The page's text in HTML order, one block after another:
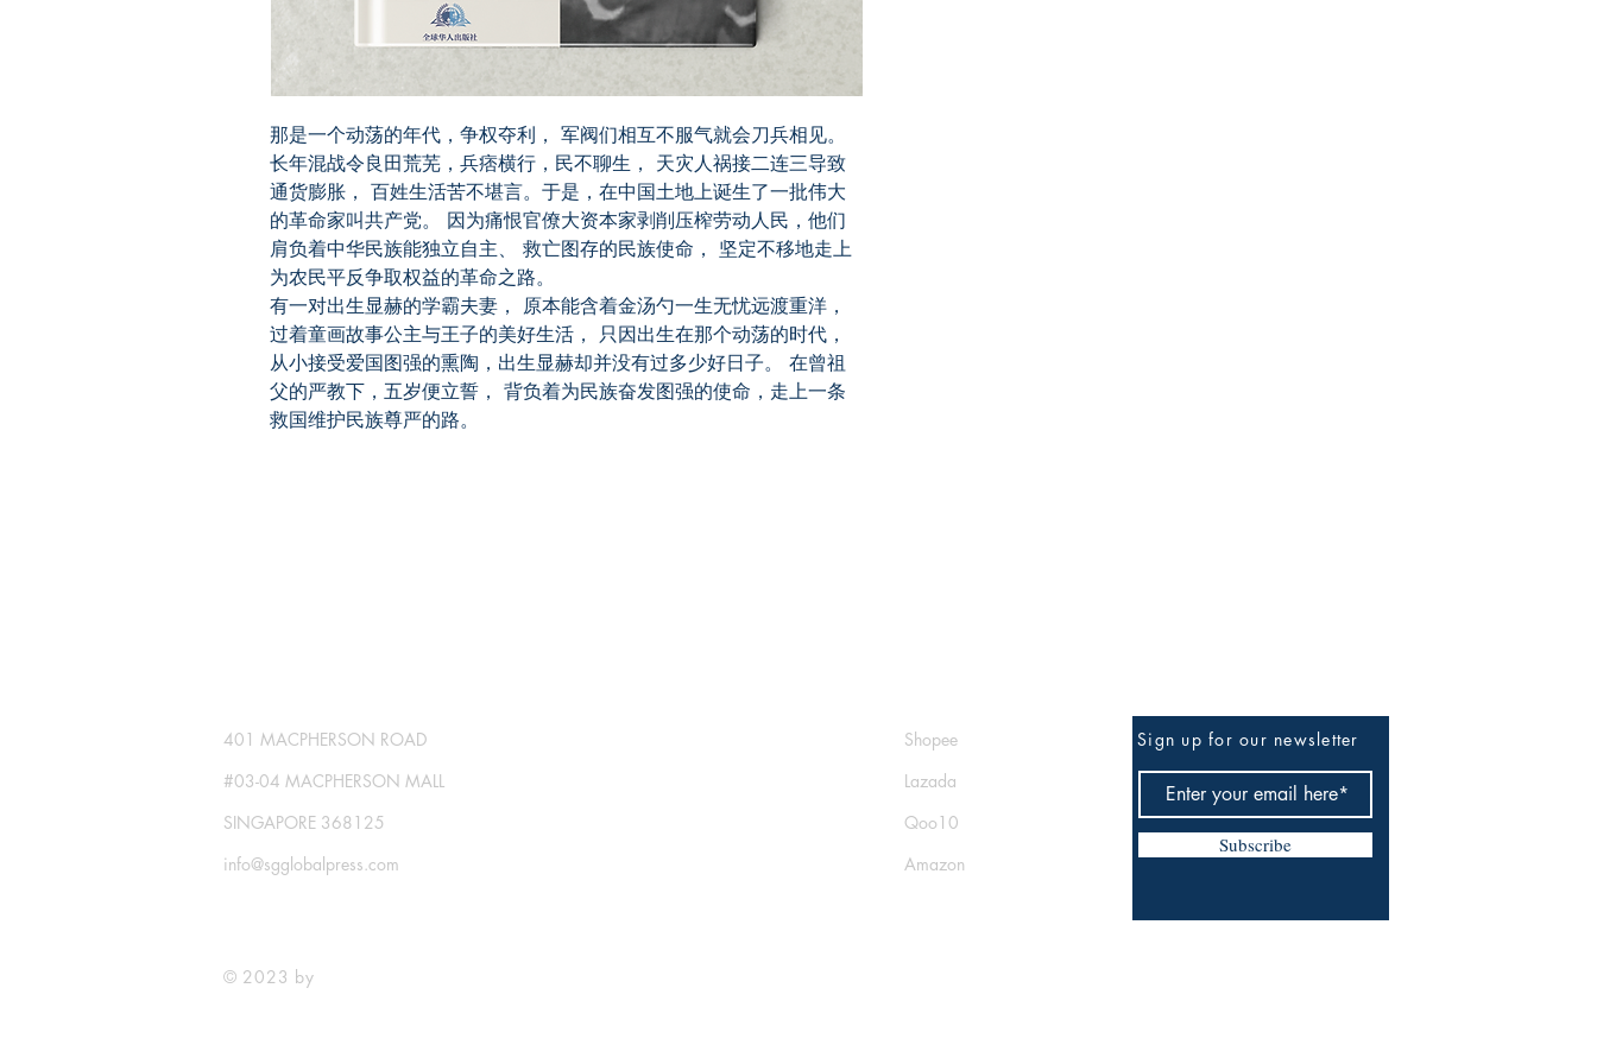
那是一个动荡的年代，争权夺利， 军阀们相互不服气就会刀兵相见。
长年混战令良田荒芜，兵痞横行，民不聊生， 天灾人祸接二连三导致
通货膨胀， 百姓生活苦不堪言。于是，在中国土地上诞生了一批伟大
的革命家叫共产党。 因为痛恨官僚大资本家剥削压榨劳动人民，他们
肩负着中华民族能独立自主、 救亡图存的民族使命， 坚定不移地走上
为农民平反争取权益的革命之路。
有一对出生显赫的学霸夫妻， 原本能含着金汤勺一生无忧远渡重洋，
过着童画故事公主与王子的美好生活， 只因出生在那个动荡的时代，
从小接受爱国图强的熏陶，出生显赫却并没有过多少好日子。 在曾祖
父的严教下，五岁便立誓， 背负着为民族奋发图强的使命，走上一条
救国维护民族尊严的路。
401 MACPHERSON ROAD
#03-04 MACPHERSON MALL
SINGAPORE 368125
info@sgglobalpress.com
Shopee
Lazada
Qoo10
Amazon
Sign up for our newsletter
Subscribe
© 2023 by